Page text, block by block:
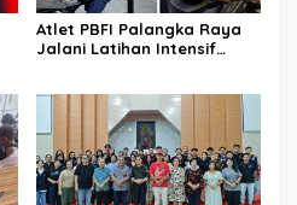
Atlet PBFI Palangka Raya
Jalani Latihan Intensif